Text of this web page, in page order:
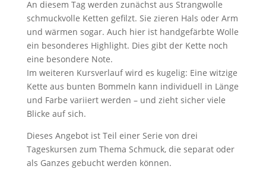
An diesem Tag werden zunächst aus Strangwolle
schmuckvolle Ketten gefilzt. Sie zieren Hals oder Arm
und wärmen sogar. Auch hier ist handgefärbte Wolle
ein besonderes Highlight. Dies gibt der Kette noch
eine besondere Note.
Im weiteren Kursverlauf wird es kugelig: Eine witzige
Kette aus bunten Bommeln kann individuell in Länge
und Farbe variiert werden – und zieht sicher viele
Blicke auf sich.
Dieses Angebot ist Teil einer Serie von drei
Tageskursen zum Thema Schmuck, die separat oder
als Ganzes gebucht werden können.